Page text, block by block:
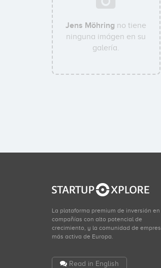
Jens Möhring no tiene
ninguna imágen en su
galería.
La plataforma premium de inversión en
compañías con alto potencial de
crecimiento, y la comunidad de
más activa de Europa.
Read in English